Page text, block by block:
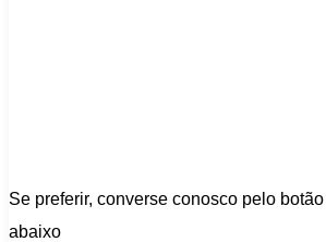
Se preferir, converse conosco pelo
abaixo